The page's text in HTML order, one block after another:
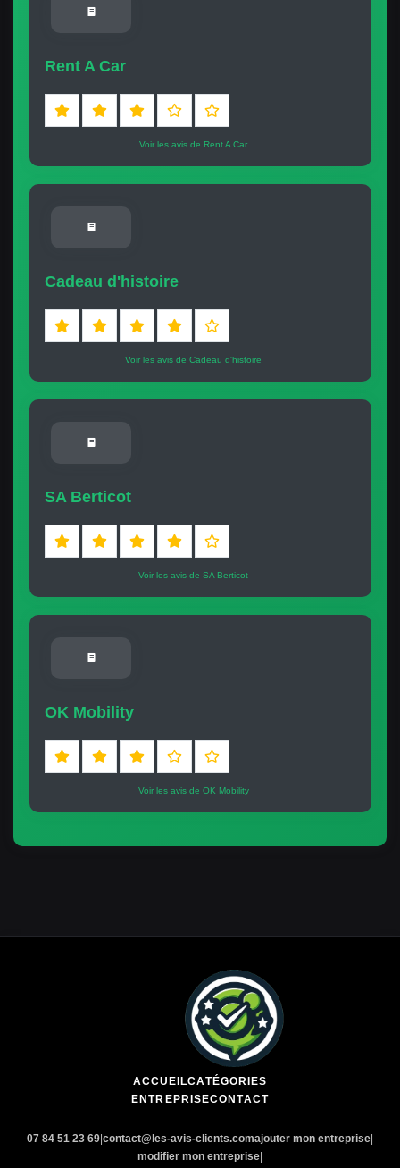
Rent A Car
Voir les avis de Rent A Car
Cadeau d'histoire
Voir les avis de Cadeau d'histoire
SA Berticot
Voir les avis de SA Berticot
OK Mobility
Voir les avis de OK Mobility
ACCUEILCATÉGORIES
ENTREPRISECONTACT
07 84 51 23 69|contact@les-avis-clients.comajouter mon entreprise|
modifier mon entreprise|